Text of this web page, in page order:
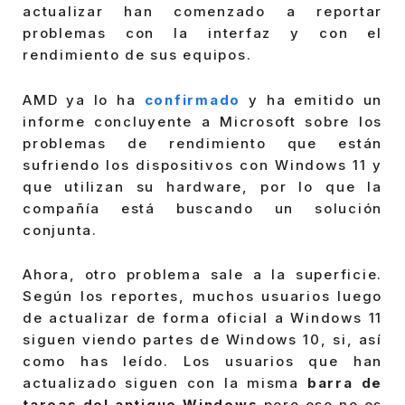
actualizar han comenzado a reportar
problemas con la interfaz y con el
rendimiento de sus equipos.
AMD ya lo ha confirmado
y ha emitido un
informe concluyente a Microsoft sobre los
problemas de rendimiento que están
sufriendo los dispositivos con Windows 11 y
que utilizan su hardware, por lo que la
compañía está buscando un solución
conjunta.
Ahora, otro problema sale a la superficie.
Según los reportes, muchos usuarios luego
de actualizar de forma oficial a Windows 11
siguen viendo partes de Windows 10, si, así
como has leído. Los usuarios que han
actualizado siguen con la misma barra de